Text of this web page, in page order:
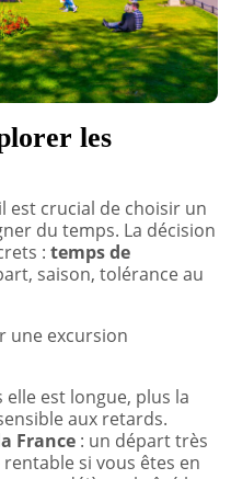
les
est crucial de choisir un
du temps. La décision
: temps de
saison, tolérance au
une excursion
elle est longue, plus la
aux retards.
France : un départ très
si vous êtes en